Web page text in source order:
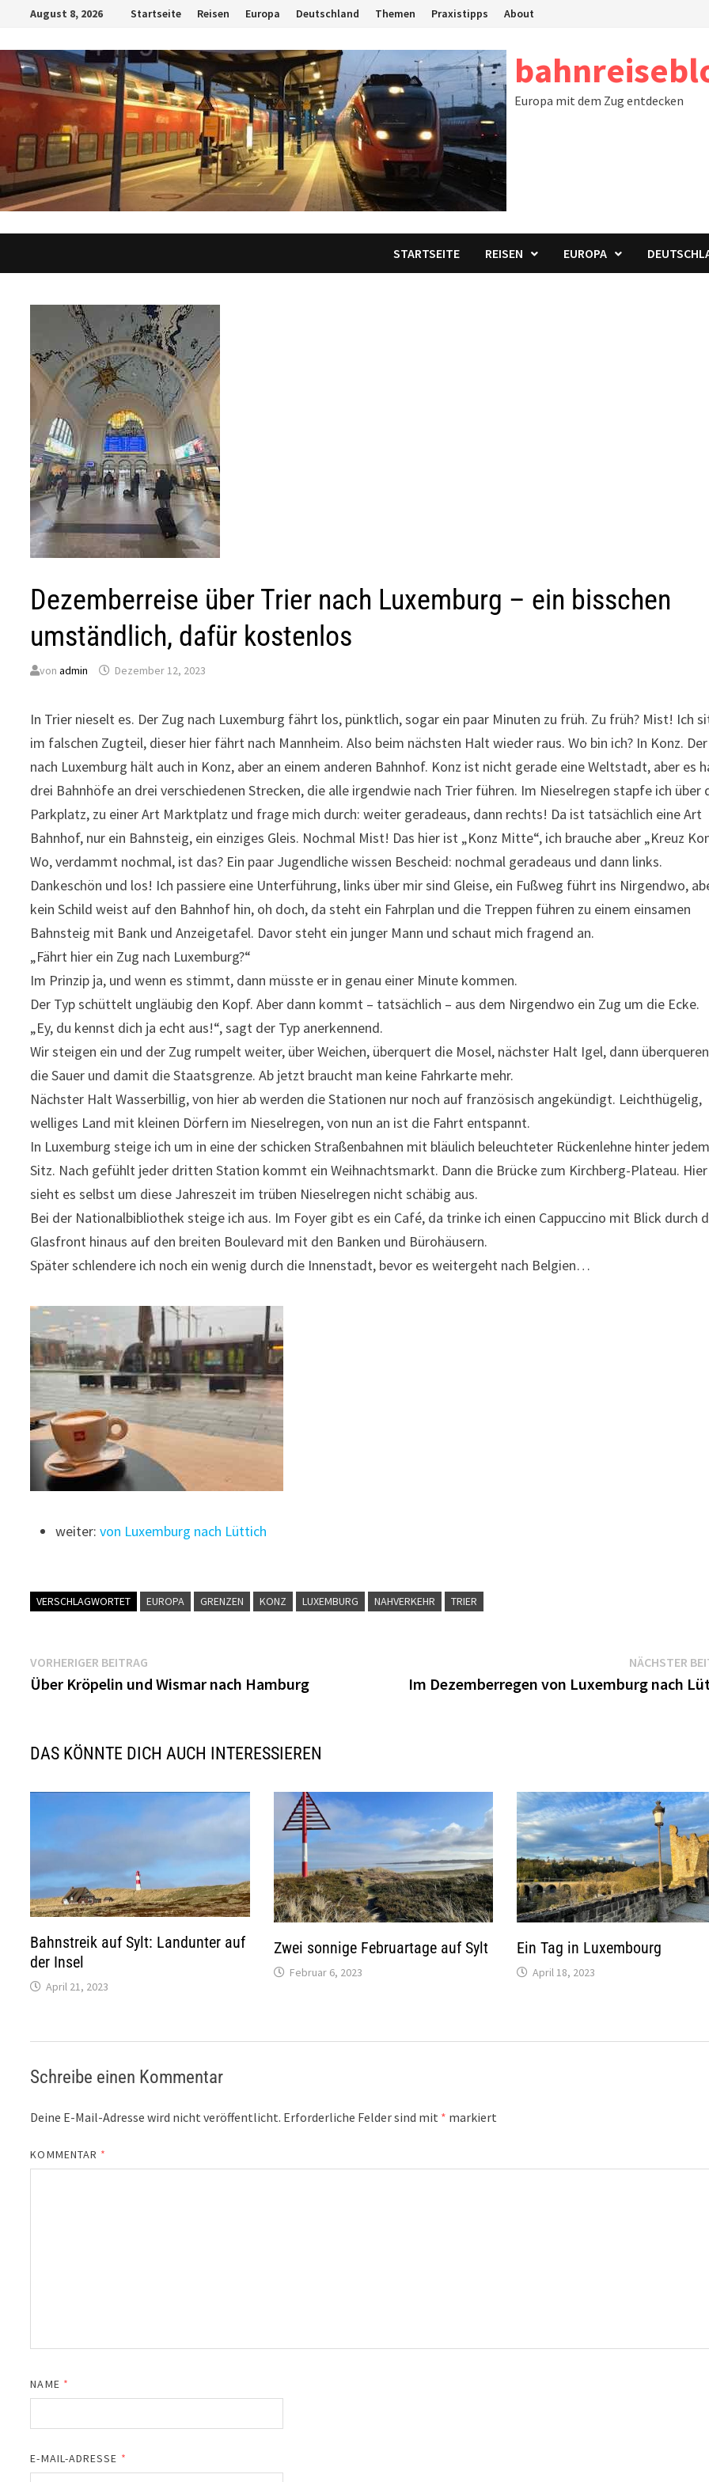
springen
August 8, 2026 Startseite Reisen Europa Deutschland Themen Praxistipps About
Europa mit dem Zug entdecken
STARTSEITE REISEN EUROPA
Dezemberreise über Trier nach Luxemburg – ein bisschen
umständlich, dafür kostenlos
vonadmin Dezember 12, 2023
In Trier nieselt es. Der Zug nach Luxemburg fährt los, pünktlich, sogar ein paar Minuten zu früh. Zu früh? Mist! Ich
im falschen Zugteil, dieser hier fährt nach Mannheim. Also beim nächsten Halt wieder raus. Wo bin ich? In Konz.
nach Luxemburg hält auch in Konz, aber an einem anderen Bahnhof. Konz ist nicht gerade eine Weltstadt, aber es
drei Bahnhöfe an drei verschiedenen Strecken, die alle irgendwie nach Trier führen. Im Nieselregen stapfe ich über
Parkplatz, zu einer Art Marktplatz und frage mich durch: weiter geradeaus, dann rechts! Da ist tatsächlich eine Art
Bahnhof, nur ein Bahnsteig, ein einziges Gleis. Nochmal Mist! Das hier ist „Konz Mitte“, ich brauche aber „Kreuz
Wo, verdammt nochmal, ist das? Ein paar Jugendliche wissen Bescheid: nochmal geradeaus und dann links.
Dankeschön und los! Ich passiere eine Unterführung, links über mir sind Gleise, ein Fußweg führt ins Nirgendwo,
kein Schild weist auf den Bahnhof hin, oh doch, da steht ein Fahrplan und die Treppen führen zu einem einsamen
Bahnsteig mit Bank und Anzeigetafel. Davor steht ein junger Mann und schaut mich fragend an.
„Fährt hier ein Zug nach Luxemburg?“
Im Prinzip ja, und wenn es stimmt, dann müsste er in genau einer Minute kommen.
Der Typ schüttelt ungläubig den Kopf. Aber dann kommt – tatsächlich – aus dem Nirgendwo ein Zug um die Ecke.
„Ey, du kennst dich ja echt aus!“, sagt der Typ anerkennend.
Wir steigen ein und der Zug rumpelt weiter, über Weichen, überquert die Mosel, nächster Halt Igel, dann
die Sauer und damit die Staatsgrenze. Ab jetzt braucht man keine Fahrkarte mehr.
Nächster Halt Wasserbillig, von hier ab werden die Stationen nur noch auf französisch angekündigt. Leichthügelig,
welliges Land mit kleinen Dörfern im Nieselregen, von nun an ist die Fahrt entspannt.
In Luxemburg steige ich um in eine der schicken Straßenbahnen mit bläulich beleuchteter Rückenlehne hinter
Sitz. Nach gefühlt jeder dritten Station kommt ein Weihnachtsmarkt. Dann die Brücke zum Kirchberg-Plateau. Hier
sieht es selbst um diese Jahreszeit im trüben Nieselregen nicht schäbig aus.
Bei der Nationalbibliothek steige ich aus. Im Foyer gibt es ein Café, da trinke ich einen Cappuccino mit Blick durch
Glasfront hinaus auf den breiten Boulevard mit den Banken und Bürohäusern.
Später schlendere ich noch ein wenig durch die Innenstadt, bevor es weitergeht nach Belgien…
weiter:von Luxemburg nach Lüttich
VERSCHLAGWORTET EUROPA GRENZEN KONZ LUXEMBURG NAHVERKEHR TRIER
Beitragsnavigation
VORHERIGER BEITRAG
Beitrag:
Über Kröpelin und Wismar nach Hamburg
NÄCHSTER
Im Dezemberregen von Luxemburg nach
DAS KÖNNTE DICH AUCH INTERESSIEREN
Bahnstreik auf Sylt: Landunter auf
der Insel
April 21, 2023
Zwei sonnige Februartage auf Sylt
Februar 6, 2023
Ein Tag in Luxembourg
April 18, 2023
Schreibe einen Kommentar
Deine E-Mail-Adresse wird nicht veröffentlicht. Erforderliche Felder sind mit * markiert
KOMMENTAR *
NAME *
E-MAIL-ADRESSE *